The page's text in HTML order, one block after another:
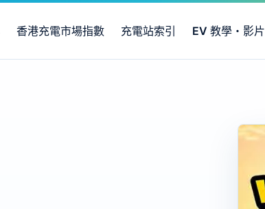
香港充電市場指數 充電站索引 EV 教學・影片